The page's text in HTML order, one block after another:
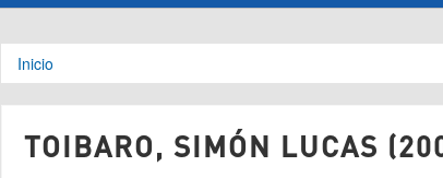
Se encuentra usted aquí
Inicio
TOIBARO, SIMÓN LUCAS